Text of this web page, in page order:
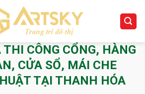
CÔNG CỔNG, HÀNG
CỬA SỔ, MÁI CHE
TẠI THANH HÓA